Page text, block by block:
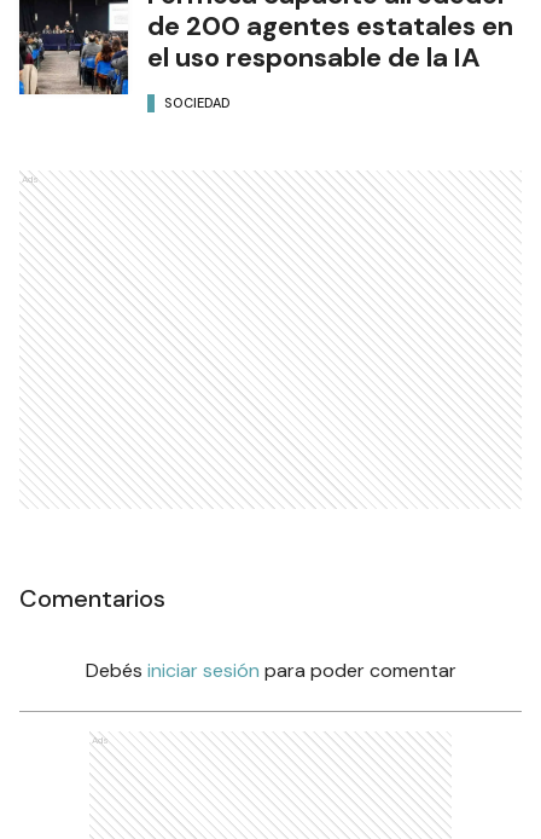
de 200 agentes estatales en
el uso responsable de la IA
SOCIEDAD
Ads
Comentarios
Debés iniciar sesión para poder comentar
Ads